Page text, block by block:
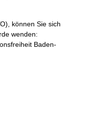
können Sie sich
wenden:
Baden-